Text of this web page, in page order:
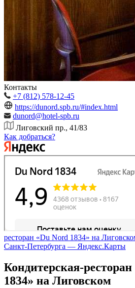
Контакты
+7 (812) 578-12-45
https://dunord.spb.ru/#index.html
dunord@hotel-spb.ru
Лиговский пр., 41/83
Как добраться?
ресторан «Du Nord 1834» на
Санкт‑Петербурга — Яндекс.Карты
Кондитерская-
1834» на Лиговском